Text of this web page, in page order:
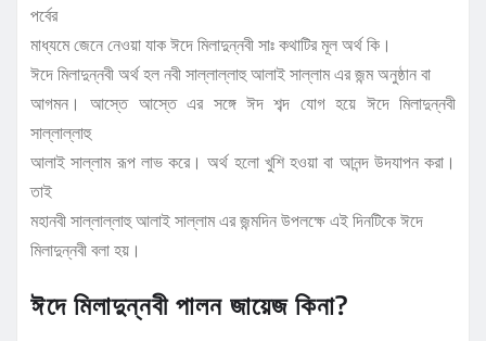
পর্বের
মাধ্যমে জেনে নেওয়া যাক ঈদে মিলাদুন্নবী সাঃ কথাটির মূল অর্থ কি।
ঈদে মিলাদুন্নবী অর্থ হল নবী সাল্লাল্লাহু আলাই সাল্লাম এর জন্ম অনুষ্ঠান বা
আগমন। আস্তে আস্তে এর সঙ্গে ঈদ শব্দ যোগ হয়ে ঈদে মিলাদুন্নবী
সাল্লাল্লাহু
আলাই সাল্লাম রূপ লাভ করে। অর্থ হলো খুশি হওয়া বা আনন্দ উদযাপন করা।
তাই
মহানবী সাল্লাল্লাহু আলাই সাল্লাম এর জন্মদিন উপলক্ষে এই দিনটিকে ঈদে
মিলাদুন্নবী বলা হয়।
ঈদে মিলাদুন্নবী পালন জায়েজ কিনা?